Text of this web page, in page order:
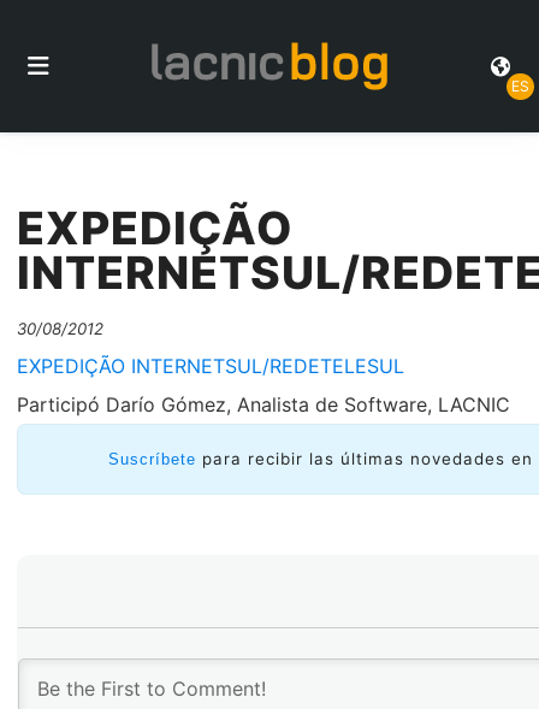
ES
EXPEDIÇÃO
INTERNETSUL/
30/08/2012
EXPEDIÇÃO INTERNETSUL/REDETELESUL
Participó Darío Gómez, Analista de Software, LACNIC
Suscríbete para recibir las últimas novedades en